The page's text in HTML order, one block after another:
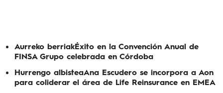
Aurreko berriakÉxito en la Convención Anual de
FINSA Grupo celebrada en Córdoba
Hurrengo albisteaAna Escudero se incorpora a Aon
para coliderar el área de Life Reinsurance en EMEA